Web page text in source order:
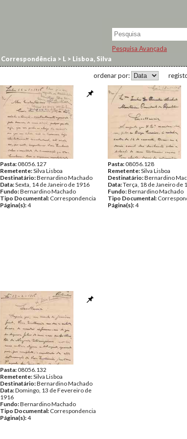
Pesquisa Avançada
Correspondência > L > Lisboa, Silva
ordenar por:
Pasta:08056.127
Remetente:Silva Lisboa
Destinatário:Bernardino Machado
Data:Sexta, 14 de Janeiro de 1916
Fundo:Bernardino Machado
Tipo Documental: Correspondencia
Página(s):4
Pasta:08056.128
Remetente:Silva Lisboa
Destinatário:Bernardino
Data:Terça, 18 de Janeiro de
Fundo:Bernardino Machado
Tipo Documental:
Página(s):4
Pasta:08056.132
Remetente:Silva Lisboa
Destinatário:Bernardino Machado
Data:Domingo, 13 de Fevereiro de
1916
Fundo:Bernardino Machado
Tipo Documental: Correspondencia
Página(s):4